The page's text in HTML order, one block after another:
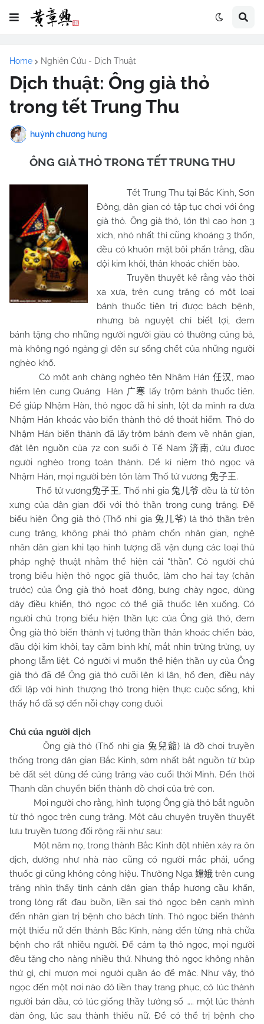
Home Nghiên Cứu - Dịch Thuật
Dịch thuật: Ông già thỏ
trong tết Trung Thu
huỳnh chương hưng
ÔNG GIÀ THỎ TRONG TẾT TRUNG THU
Tết Trung Thu tại Bắc Kinh, Sơn
Đông, dân gian có tập tục chơi với ông
già thỏ. Ông già thỏ, lớn thì cao hơn 3
xích, nhỏ nhất thì cũng khoảng 3 thốn,
đều có khuôn mặt bôi phấn trắng, đầu
đội kim khôi, thân khoác chiến bào.
Truyền thuyết kể rằng vào thời
xa xưa, trên cung trăng có một loại
bánh thuốc tiên trị được bách bệnh,
nhưng bà nguyệt chỉ biết lợi, đem
bánh tặng cho những người người giàu có thường cúng bà,
mà không ngó ngàng gì đến sự sống chết của những người
nghèo khổ.
Có một anh chàng nghèo tên Nhậm Hán 任汉, mạo
hiểm lên cung Quảng Hàn 广寒 lấy trộm bánh thuốc tiên.
Để giúp Nhậm Hàn, thỏ ngọc đã hi sinh, lột da mình ra đưa
Nhậm Hán khoác vào biến thành thỏ để thoát hiểm. Thỏ do
Nhậm Hán biến thành đã lấy trộm bánh đem về nhân gian,
đặt lên nguồn của 72 con suối ở Tế Nam 济南 , cứu được
người nghèo trong toàn thành. Để kỉ niệm thỏ ngọc và
Nhậm Hán, mọi người bèn tôn làm Thố tử vương 兔子王.
Thố tử vương兔子王, Thố nhi gia兔儿爷 đều là từ tôn
xưng của dân gian đối với thỏ thần trong cung trăng. Để
biểu hiện Ông già thỏ (Thố nhi gia兔儿爷) là thỏ thần trên
cung trăng, không phải thỏ phàm chốn nhân gian, nghệ
nhân dân gian khi tạo hình tượng đã vận dụng các loại thủ
pháp nghệ thuật nhằm thể hiện cái “thần”. Có người chú
trọng biểu hiện thỏ ngọc giã thuốc, làm cho hai tay (chân
trước) của Ông già thỏ hoạt động, bưng chày ngọc, dùng
dây điều khiển, thỏ ngọc có thể giã thuốc lên xuống. Có
người chú trọng biểu hiện thần lực của Ông già thỏ, đem
Ông già thỏ biến thành vị tướng thần thân khoác chiến bào,
đầu đội kim khôi, tay cầm binh khí, mắt nhìn trừng trừng, uy
phong lẫm liệt. Có người vì muốn thể hiện thần uy của Ông
già thỏ đã để Ông già thỏ cưỡi lên kì lân, hổ đen, điều này
đối lập với hình thượng thỏ trong hiện thực cuộc sống, khi
thấy hổ đã sợ đến nỗi chạy cong đuôi.
Chú của người dịch
Ông già thỏ (Thố nhi gia兔兒爺) là đồ chơi truyền
thống trong dân gian Bắc Kinh, sớm nhất bắt nguồn từ búp
bê đất sét dùng để cúng trăng vào cuối thời Minh. Đến thời
Thanh dần chuyển biến thành đồ chơi của trẻ con.
Mọi người cho rằng, hình tượng Ông già thỏ bắt nguồn
từ thỏ ngọc trên cung trăng. Một câu chuyện truyền thuyết
lưu truyền tương đối rộng rãi như sau:
Một năm nọ, trong thành Bắc Kinh đột nhiên xảy ra ôn
dịch, dường như nhà nào cũng có người mắc phải, uống
thuốc gì cũng không công hiệu. Thường Nga 嫦娥trên cung
trăng nhìn thấy tình cảnh dân gian thắp hương cầu khấn,
trong lòng rất đau buồn, liền sai thỏ ngọc bên cạnh mình
đến nhân gian trị bệnh cho bách tính. Thỏ ngọc biến thành
một thiếu nữ đến thành Bắc Kinh, nàng đến từng nhà chữa
bệnh cho rất nhiều người. Để cảm tạ thỏ ngọc, mọi người
đều tặng cho nàng nhiều thứ. Nhưng thỏ ngọc không nhận
thứ gì, chỉ mượn mọi người quần áo để mặc. Như vậy, thỏ
ngọc đến một nơi nào đó liền thay trang phục, có lúc thành
người bán dầu, có lúc giống thầy tướng số ….. một lúc thành
đàn ông, lúc sau thành thiếu nữ. Để có thể trị bệnh cho